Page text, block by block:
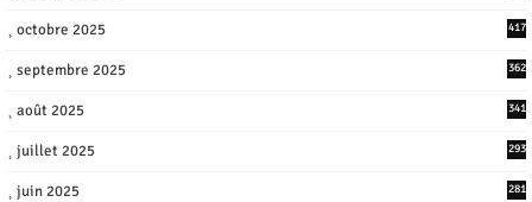
octobre 2025 417
septembre 2025 362
août 2025 341
juillet 2025 293
juin 2025 281